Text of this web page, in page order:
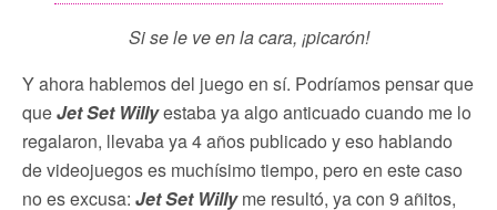
Si se le ve en la cara, ¡picarón!
Y ahora hablemos del juego en sí. Podríamos pensar que
queJet Set Willyestaba ya algo anticuado cuando me lo
regalaron, llevaba ya 4 años publicado y eso hablando
de videojuegos es muchísimo tiempo, pero en este caso
no es excusa: Jet Set Willyme resultó, ya con 9 añitos,